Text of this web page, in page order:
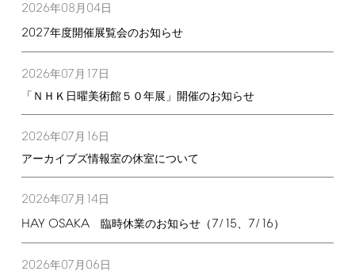
2026年08月 04日
2027年度開催展覧会のお知らせ
2026年07月 17日
「ＮＨＫ日曜美術館５０年展」開催のお知らせ
2026年07月 16日
アーカイブズ情報室の休室について
2026年07月 14日
HAY OSAKA臨時休業のお知らせ（7/15、 7/16）
2026年07月 06日